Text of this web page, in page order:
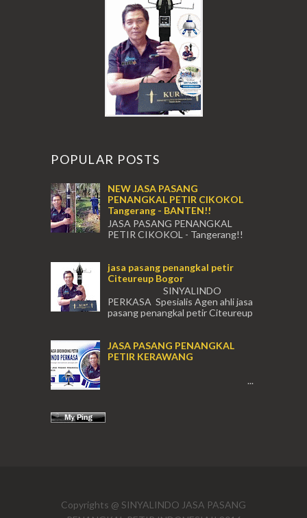
POPULAR POSTS
NEW JASA PASANG
PENANGKAL PETIR CIKOKOL
Tangerang - BANTEN!!
JASA PASANG PENANGKAL
PETIR CIKOKOL - Tangerang!!
CIKOKOL TANGERANG ...
jasa pasang penangkal petir
Citeureup Bogor
SINYALINDO
PERKASA Spesialis Agen ahli jasa
pasang penangkal petir Citeureup
JASA PASANG PENANGKAL
PETIR KERAWANG
...
Copyrights @ SINYALINDO JASA PASANG